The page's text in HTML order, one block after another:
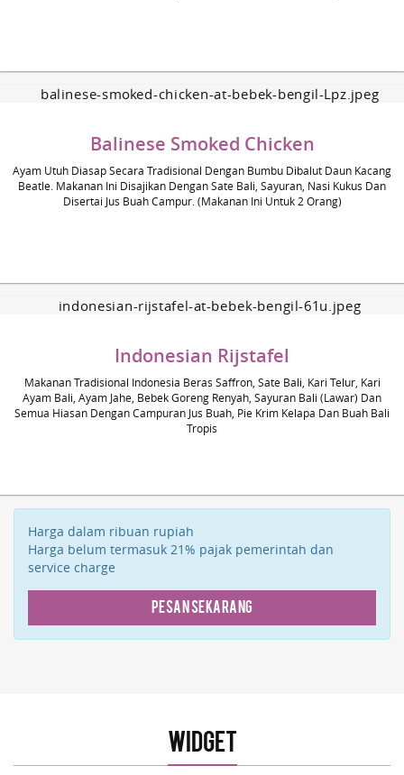
Balinese Smoked Chicken
Ayam Utuh Diasap Secara Tradisional Dengan Bumbu Dibalut Daun Kacang
Beatle. Makanan Ini Disajikan Dengan Sate Bali, Sayuran, Nasi Kukus Dan
Disertai Jus Buah Campur. (Makanan Ini Untuk 2 Orang)
Indonesian Rijstafel
Makanan Tradisional Indonesia Beras Saffron, Sate Bali, Kari Telur, Kari
Ayam Bali, Ayam Jahe, Bebek Goreng Renyah, Sayuran Bali (Lawar) Dan
Semua Hiasan Dengan Campuran Jus Buah, Pie Krim Kelapa Dan Buah Bali
Tropis
Harga dalam ribuan rupiah
Harga belum termasuk 21% pajak pemerintah dan
service charge
Pesan Sekarang
Widget